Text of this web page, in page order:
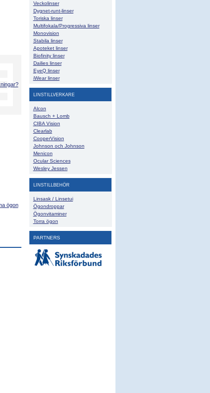
ögon
Veckolinser
Dygnet-runt-linser
Toriska linser
Multifokala/Progressiva linser
Monovision
Stabila linser
Apoteket linser
Biofinity linser
Dailies linser
EyeQ linser
iWear linser
LINSTILLVERKARE
Alcon
Bausch + Lomb
CIBA Vision
Clearlab
CooperVision
Johnson och Johnson
Menicon
Ocular Sciences
Wesley Jessen
LINSTILLBEHÖR
Linsask / Linsetui
Ögondroppar
Ögonvitaminer
Torra ögon
PARTNERS